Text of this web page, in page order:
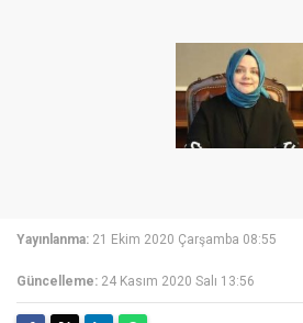
Yayınlanma: 21 Ekim 2020 Çarşamba 08:55
Güncelleme: 24 Kasım 2020 Salı 13:56